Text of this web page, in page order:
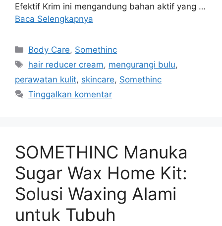
Efektif Krim ini mengandung bahan aktif yang …
Baca Selengkapnya
Kategori
Body Care, Somethinc
Tag
hair reducer cream, mengurangi bulu,
perawatan kulit, skincare, Somethinc
Tinggalkan komentar
SOMETHINC Manuka
Sugar Wax Home Kit:
Solusi Waxing Alami
untuk Tubuh